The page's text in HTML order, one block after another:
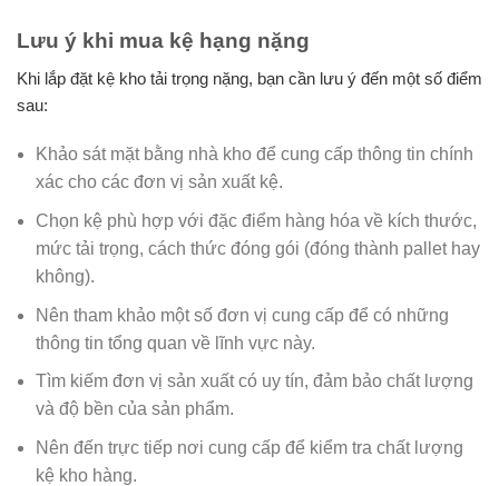
Lưu ý khi mua kệ hạng nặng
Khi lắp đặt kệ kho tải trọng nặng, bạn cần lưu ý đến một số điểm
sau:
Khảo sát mặt bằng nhà kho để cung cấp thông tin chính
xác cho các đơn vị sản xuất kệ.
Chọn kệ phù hợp với đặc điểm hàng hóa về kích thước,
mức tải trọng, cách thức đóng gói (đóng thành pallet hay
không).
Nên tham khảo một số đơn vị cung cấp để có những
thông tin tổng quan về lĩnh vực này.
Tìm kiếm đơn vị sản xuất có uy tín, đảm bảo chất lượng
và độ bền của sản phẩm.
Nên đến trực tiếp nơi cung cấp để kiểm tra chất lượng
kệ kho hàng.